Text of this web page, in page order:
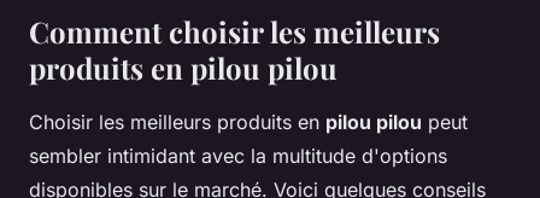
Comment choisir les meilleurs
produits en pilou pilou
Choisir les meilleurs produits en pilou pilou peut
sembler intimidant avec la multitude d'options
disponibles sur le marché. Voici quelques conseils